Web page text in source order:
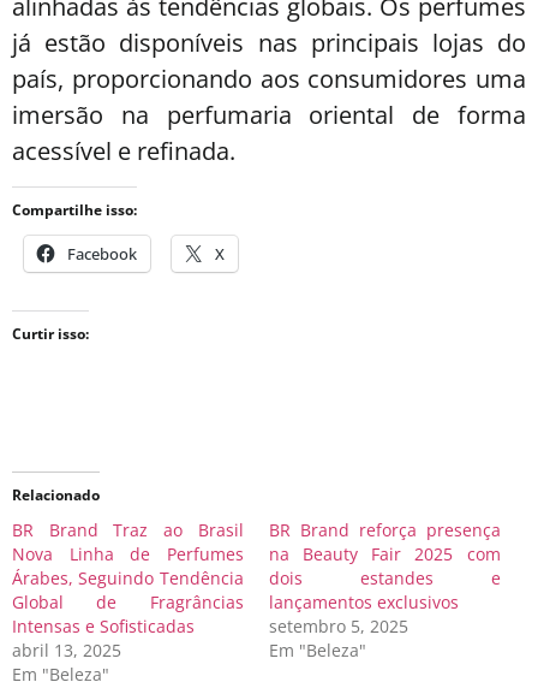
alinhadas às tendências globais. Os perfumes
já estão disponíveis nas principais lojas do
país, proporcionando aos consumidores uma
imersão na perfumaria oriental de forma
acessível e refinada.
Compartilhe isso:
Facebook X
Curtir isso:
Relacionado
BR Brand Traz ao Brasil
Nova Linha de Perfumes
Árabes, Seguindo Tendência
Global de Fragrâncias
Intensas e Sofisticadas
abril 13, 2025
Em "Beleza"
BR Brand reforça presença
na Beauty Fair 2025 com
dois estandes e
lançamentos exclusivos
setembro 5, 2025
Em "Beleza"